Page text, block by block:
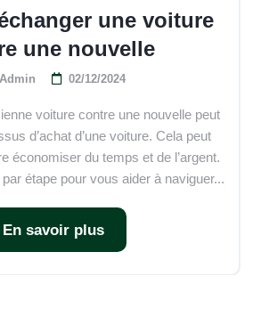
une voiture
une nouvelle
Admin 02/12/2024
voiture contre une nouvelle peut
d’achat d’une voiture. Cela peut
économiser du temps et de l’argent.
étape pour vous aider à naviguer...
En savoir plus